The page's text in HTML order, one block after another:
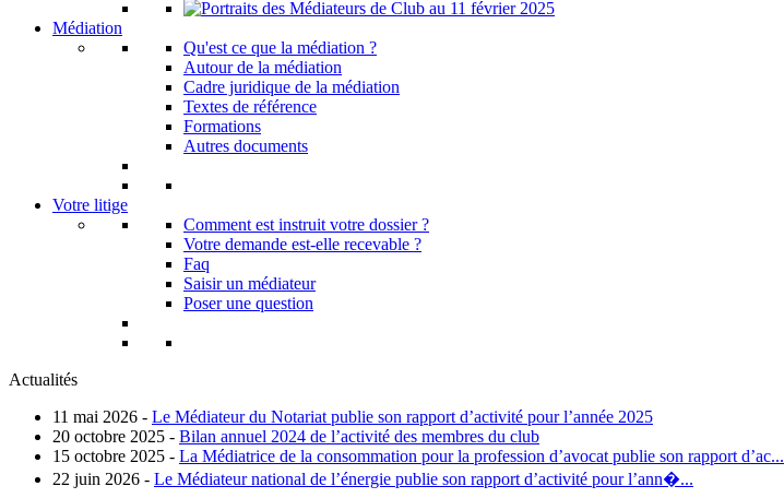
Médiation
Qu'est ce que la médiation ?
Autour de la médiation
Cadre juridique de la médiation
Textes de référence
Formations
Autres documents
Votre litige
Comment est instruit votre dossier ?
Votre demande est-elle recevable ?
Faq
Saisir un médiateur
Poser une question
Actualités
11 mai 2026 - Le Médiateur du Notariat publie son rapport d’activité pour l’année 2025
20 octobre 2025 - Bilan annuel 2024 de l’activité des membres du club
15 octobre 2025 - La Médiatrice de la consommation pour la profession d’avocat publie son rapport d’ac...
22 juin 2026 - Le Médiateur national de l’énergie publie son rapport d’activité pour l’ann�...